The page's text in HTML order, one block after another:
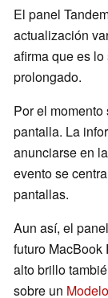
El panel
actualización
afirma que es
prolongado.
Por el
pantalla. La
anunciarse en
evento se
pantallas.
Aun así, el
futuro MacBook
alto brillo
sobre un